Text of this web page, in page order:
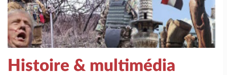
Histoire & multimédia